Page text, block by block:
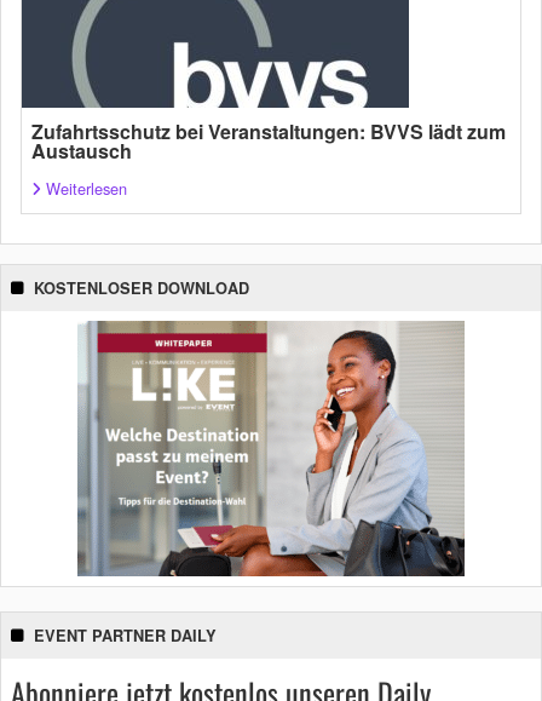
Zufahrtsschutz bei Veranstaltungen: BVVS lädt zum
Austausch
Weiterlesen
KOSTENLOSER DOWNLOAD
EVENT PARTNER DAILY